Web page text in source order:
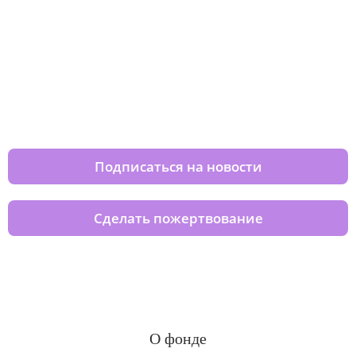
Подписаться на новости
Сделать пожертвование
О фонде